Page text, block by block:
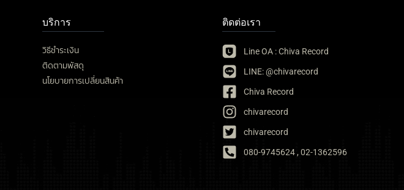
บริการ
วิธีชำระเงิน
ติดตามพัสดุ
นโยบายการเปลี่ยนสินค้า
ติดต่อเรา
Line OA : Chiva Record
LINE: @chivarecord
Chiva Record
chivarecord
chivarecord
080-9745624 , 02-1362596